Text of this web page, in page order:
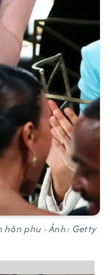
hôn phu - Ảnh: Getty